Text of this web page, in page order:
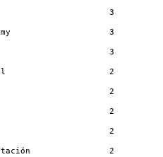
3
3
3
2
2
2
2
2